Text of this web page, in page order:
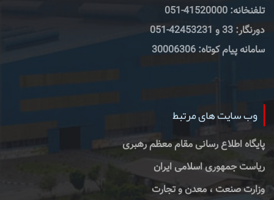
تلفنخانه: 41520000-051
دورنگار: 33 و 42453231-051
سامانه پیام کوتاه: 30006306
وب سایت های مرتبط
پایگاه اطلاع رسانی مقام معظم رهبری
ریاست جمهوری اسلامی ایران
وزارت صنعت ، معدن و تجارت